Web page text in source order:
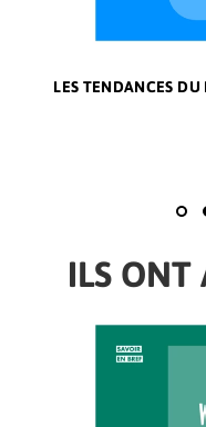
LES TENDANCES DU
ILS ONT